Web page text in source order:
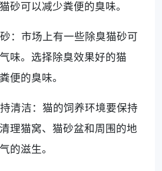
砂可以减少粪便的臭味。
：市场上有一些除臭猫砂可
味。选择除臭效果好的猫
便的臭味。
清洁：猫的饲养环境要保持
理猫窝、猫砂盆和周围的地
的滋生。